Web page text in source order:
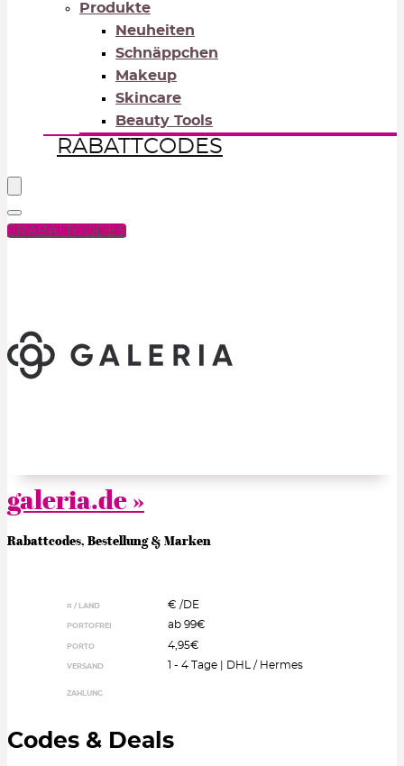
Produkte
Neuheiten
Schnäppchen
Makeup
Skincare
Beauty Tools
RABATTCODES
RABATTCODES
galeria.de »
Rabattcodes, Bestellung & Marken
¤ / LAND € /DE
PORTOFREI ab 99€
PORTO 4,95€
VERSAND 1 - 4 Tage | DHL / Hermes
ZAHLUNG
Codes & Deals